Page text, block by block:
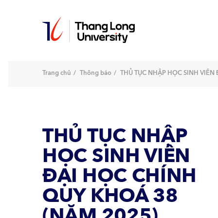
Trang chủ Thông báo THỦ TỤC NHẬP HỌC SINH
THỦ TỤC NHẬP
HỌC SINH VIÊN
ĐẠI HỌC CHÍNH
QUY KHOÁ 38